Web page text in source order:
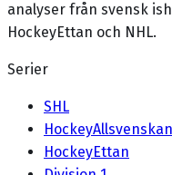
analyser från svensk
HockeyEttan och NHL.
Serier
SHL
HockeyAllsvenskan
HockeyEttan